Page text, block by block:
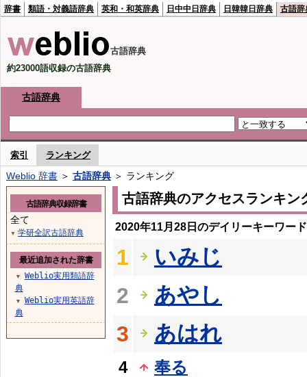
辞書 類語・対義語辞典 英和・和英辞典 日中中日辞典 日韓韓日辞典 古語辞
古語辞典
約23000語収録の古語辞典
古語辞典
索引 ランキング
Weblio 辞書 ＞ 古語辞典 ＞ ランキング
古語辞典のアクセスランキン
2020年11月28日のデイリーキーワー
1
いみじ
2
あやし
3
あはれ
4
奉る
古語辞典収録辞書
全て
▼ 学研全訳古語辞典
最近追加された辞書
▼
Weblio実用類語辞
典
▼
Weblio実用英語辞
典